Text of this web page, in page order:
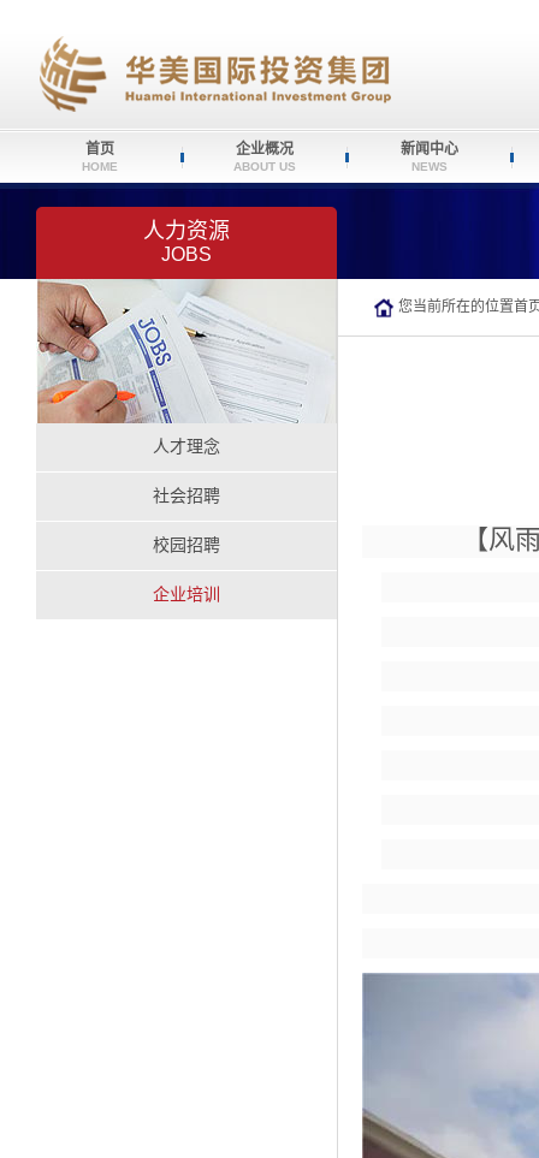
首页
HOME
企业概况
ABOUT US
新闻中心
NEWS
人力资源
JOBS
人才理念
社会招聘
校园招聘
企业培训
您当前所在的位置首
【风